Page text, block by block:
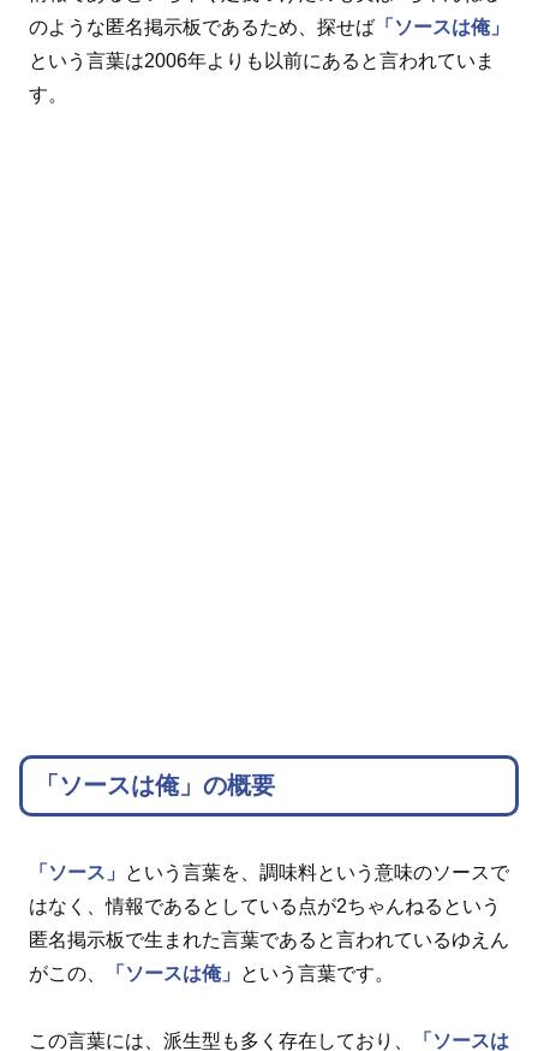
のような匿名掲示板であるため、探せば 「ソースは俺」
という言葉は2006年よりも以前にあると言われていま
す。
「ソースは俺」の概要
「ソース」
という言葉を、調味料という意味のソースで
はなく、情報であるとしている点が2ちゃんねるという
匿名掲示板で生まれた言葉であると言われているゆえん
がこの、
「ソースは俺」 という言葉です。
この言葉には、派生型も多く存在しており、
「ソースは